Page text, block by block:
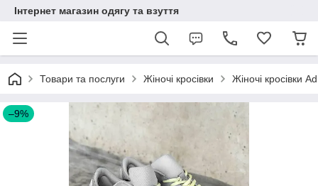
Інтернет магазин одягу та взуття
Товари та послуги Жіночі кросівки Жіночі кросівки
–9%